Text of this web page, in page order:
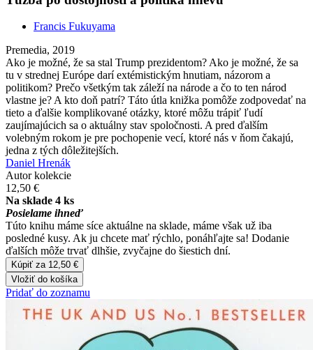
Francis Fukuyama
Premedia, 2019
Ako je možné, že sa stal Trump prezidentom? Ako je možné, že sa
tu v strednej Európe darí extémistickým hnutiam, názorom a
politikom? Prečo všetkým tak záleží na národe a čo to ten národ
vlastne je? A kto doň patrí? Táto útla knižka pomôže zodpovedať na
tieto a ďalšie komplikované otázky, ktoré môžu trápiť ľudí
zaujímajúcich sa o aktuálny stav spoločnosti. A pred ďalším
volebným rokom je pre pochopenie vecí, ktoré nás v ňom čakajú,
jedna z tých dôležitejších.
Daniel Hrenák
Autor kolekcie
12,50 €
Na sklade 4 ks
Posielame ihneď
Túto knihu máme síce aktuálne na sklade, máme však už iba
posledné kusy. Ak ju chcete mať rýchlo, ponáhľajte sa! Dodanie
ďalších môže trvať dlhšie, zvyčajne do šiestich dní.
Kúpiť za 12,50 €
Vložiť do košíka
Pridať do zoznamu